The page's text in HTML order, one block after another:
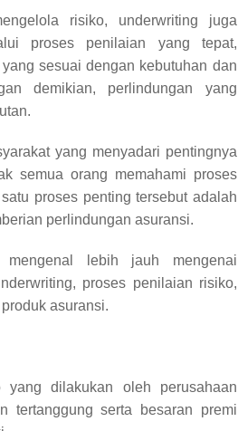
risiko, underwriting juga
proses penilaian yang tepat,
sesuai dengan kebutuhan dan
demikian, perlindungan yang
yang menyadari pentingnya
semua orang memahami proses
proses penting tersebut adalah
perlindungan asuransi.
lebih jauh mengenai
proses penilaian risiko,
asuransi.
yang dilakukan oleh perusahaan
tertanggung serta besaran premi